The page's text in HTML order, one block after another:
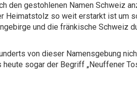
den gestohlenen Namen Schweiz
Heimatstolz so weit erstarkt ist um
und die fränkische Schweiz
von dieser Namensgebung
sogar der Begriff „Neuffener